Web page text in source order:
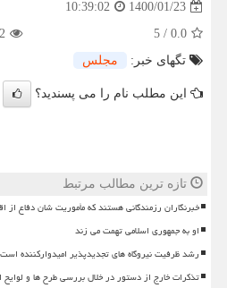
1400/01/23
10:39:02
0.0
/
5
تگهای خبر:
مجلس
این مطلب نام را می پسندید؟
تازه ترین مطالب مرتبط
خبرنگاران رزمندگانی هستند که مأموریت شان دفاع
او به جمهوری اسلامی تهمت می زند
رشد ظرفیت نیروگاه های تجدیدپذیر امیدوارکننده است
تذکرات خارج از دستور در خلال بررسی طرح ها و